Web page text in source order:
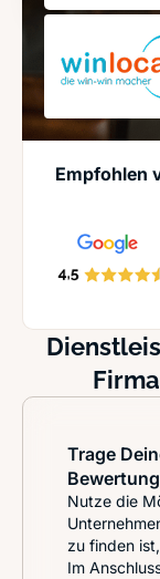
Empfohlen
Trage
Nutze die
zu finden
Im